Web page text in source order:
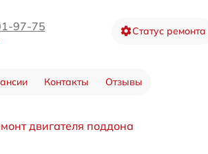
97-75 Статус ремонта
Контакты Отзывы
двигателя поддона